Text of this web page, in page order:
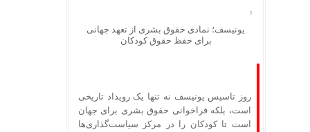
یونیسف؛ نمادی حقوق بشری از تعهد جهانی
برای حفظ حقوق کودکان
روز تاسیس یونیسف نه تنها یک رویداد تاریخی
است، بلکه فراخوانی حقوق بشری برای جهان
است تا کودکان را در مرکز سیاست‌گذاری‌ها